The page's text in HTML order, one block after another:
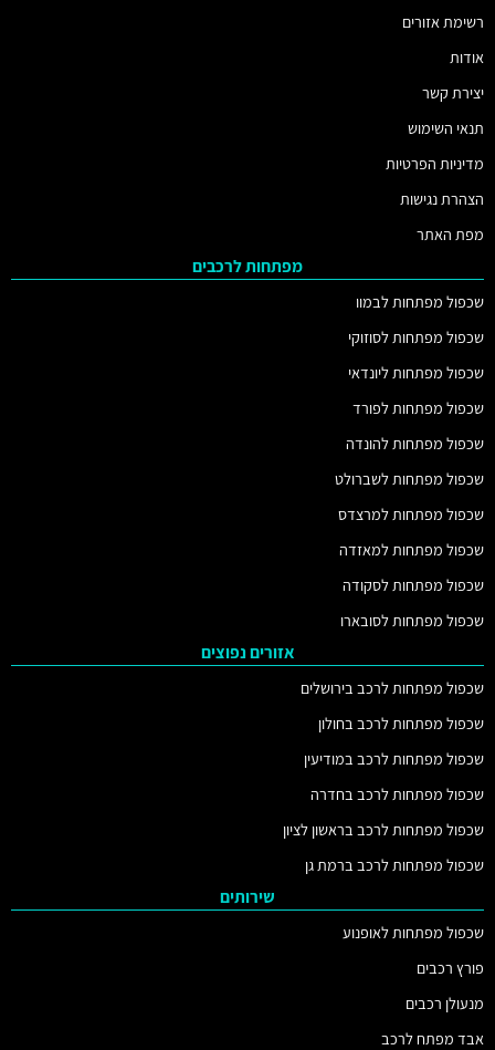
רשימת אזורים
אודות
יצירת קשר
תנאי השימוש
מדיניות הפרטיות
הצהרת נגישות
מפת האתר
מפתחות לרכבים
שכפול מפתחות לבמוו
שכפול מפתחות לסוזוקי
שכפול מפתחות ליונדאי
שכפול מפתחות לפורד
שכפול מפתחות להונדה
שכפול מפתחות לשברולט
שכפול מפתחות למרצדס
שכפול מפתחות למאזדה
שכפול מפתחות לסקודה
שכפול מפתחות לסובארו
אזורים נפוצים
שכפול מפתחות לרכב בירושלים
שכפול מפתחות לרכב בחולון
שכפול מפתחות לרכב במודיעין
שכפול מפתחות לרכב בחדרה
שכפול מפתחות לרכב בראשון לציון
שכפול מפתחות לרכב ברמת גן
שירותים
שכפול מפתחות לאופנוע
פורץ רכבים
מנעולן רכבים
אבד מפתח לרכב